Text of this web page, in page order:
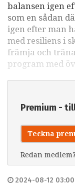
balansen igen
som en sådan
igen efter man
med resiliens i
främja och
program med
Premium -
Teckna
Redan medlem?
2024-08-12 03:00